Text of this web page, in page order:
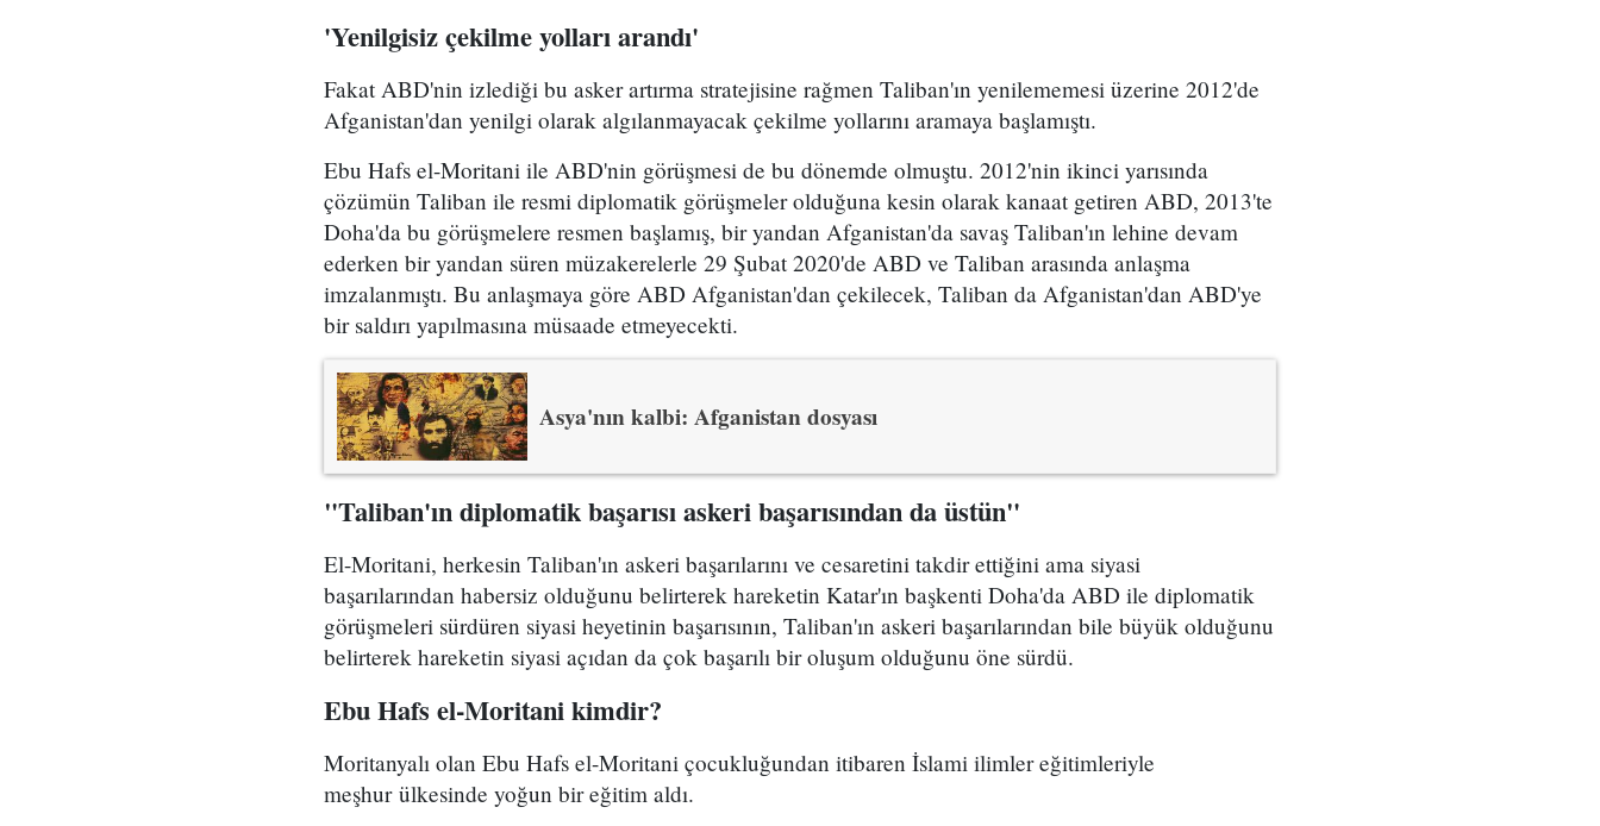
'Yenilgisiz çekilme yolları arandı'
Fakat ABD'nin izlediği bu asker artırma stratejisine rağmen Taliban'ın yenilememesi üzerine 2012'de
Afganistan'dan yenilgi olarak algılanmayacak çekilme yollarını aramaya başlamıştı.
Ebu Hafs el-Moritani ile ABD'nin görüşmesi de bu dönemde olmuştu. 2012'nin ikinci yarısında
çözümün Taliban ile resmi diplomatik görüşmeler olduğuna kesin olarak kanaat getiren ABD, 2013'te
Doha'da bu görüşmelere resmen başlamış, bir yandan Afganistan'da savaş Taliban'ın lehine devam
ederken bir yandan süren müzakerelerle 29 Şubat 2020'de ABD ve Taliban arasında anlaşma
imzalanmıştı. Bu anlaşmaya göre ABD Afganistan'dan çekilecek, Taliban da Afganistan'dan ABD'ye
bir saldırı yapılmasına müsaade etmeyecekti.
Asya'nın kalbi: Afganistan dosyası
"Taliban'ın diplomatik başarısı askeri başarısından da üstün"
El-Moritani, herkesin Taliban'ın askeri başarılarını ve cesaretini takdir ettiğini ama siyasi
başarılarından habersiz olduğunu belirterek hareketin Katar'ın başkenti Doha'da ABD ile diplomatik
görüşmeleri sürdüren siyasi heyetinin başarısının, Taliban'ın askeri başarılarından bile büyük olduğunu
belirterek hareketin siyasi açıdan da çok başarılı bir oluşum olduğunu öne sürdü.
Ebu Hafs el-Moritani kimdir?
Moritanyalı olan Ebu Hafs el-Moritani çocukluğundan itibaren İslami ilimler eğitimleriyle
meşhur ülkesinde yoğun bir eğitim aldı.